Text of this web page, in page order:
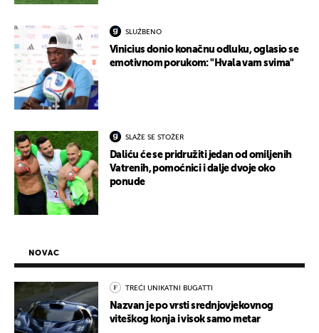
SLUŽBENO
Vinicius donio konačnu odluku, oglasio se
emotivnom porukom: "Hvala vam svima"
SLAŽE SE STOŽER
Daliću će se pridružiti jedan od omiljenih
Vatrenih, pomoćnici i dalje dvoje oko
ponude
NOVAC
TREĆI UNIKATNI BUGATTI
Nazvan je po vrsti srednjovjekovnog
viteškog konja i visok samo metar